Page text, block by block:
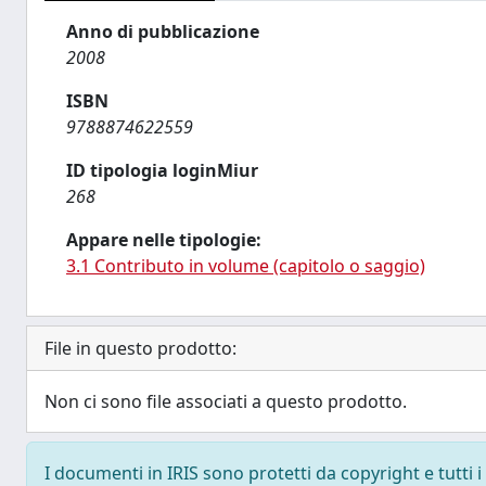
Anno di pubblicazione
2008
ISBN
9788874622559
ID tipologia loginMiur
268
Appare nelle tipologie:
3.1 Contributo in volume (capitolo o saggio)
File in questo prodotto:
Non ci sono file associati a questo prodotto.
I documenti in IRIS sono protetti da copyright e tutti